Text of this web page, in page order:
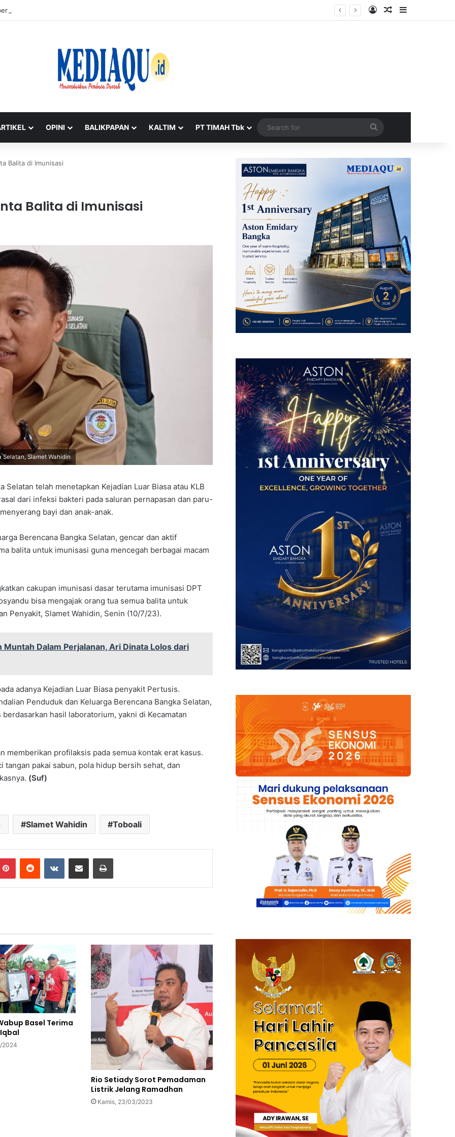
Menteri Wihaji Pantau Langsung Upaya Cegah Stunting di Babel Log InRandom Article
Sidebar
OPINI BALIKPAPAN KALTIM PT TIMAH Tbk
for
Balita di Imunisasi
Balita di Imunisasi
Slamet Wahidin
telah menetapkan Kejadian Luar Biasa atau KLB
dari infeksi bakteri pada saluran pernapasan dan paru-
bayi dan anak-anak.
Berencana Bangka Selatan, gencar dan aktif
balita untuk imunisasi guna mencegah berbagai macam
cakupan imunisasi dasar terutama imunisasi DPT
bisa mengajak orang tua semua balita untuk
Penyakit, Slamet Wahidin, Senin (10/7/23).
Dalam Perjalanan, Ari Dinata Lolos dari
adanya Kejadian Luar Biasa penyakit Pertusis.
Penduduk dan Keluarga Berencana Bangka Selatan,
hasil laboratorium, yakni di Kecamatan
memberikan profilaksis pada semua kontak erat kasus.
pakai sabun, pola hidup bersih sehat, dan
(Suf)
Slamet Wahidin Toboali
PinterestReddit VKontakteShare via Email Print
Basel Terima
2024
Rio Setiady Sorot Pemadaman
Listrik Jelang Ramadhan
Kamis, 23/03/2023